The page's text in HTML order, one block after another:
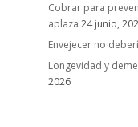
Cobrar para
aplaza 24 junio,
Envejecer no
Longevidad y
2026